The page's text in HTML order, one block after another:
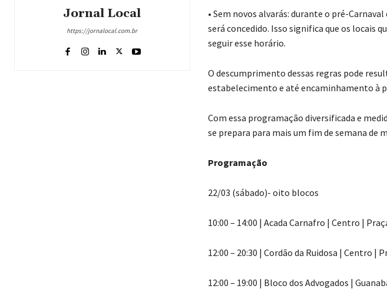
Jornal Local
https://jornalocal.com.br
• Sem novos alvarás: durante o pré-
será concedido. Isso significa que os locais
seguir esse horário.
O descumprimento dessas regras pode
estabelecimento e até encaminhamento à
Com essa programação diversificada e
se prepara para mais um fim de semana de
Programação
22/03 (sábado)- oito blocos
10:00 – 14:00 | Acada Carnafro | Centro |
12:00 – 20:30 | Cordão da Ruidosa | Centro |
12:00 – 19:00 | Bloco dos Advogados |